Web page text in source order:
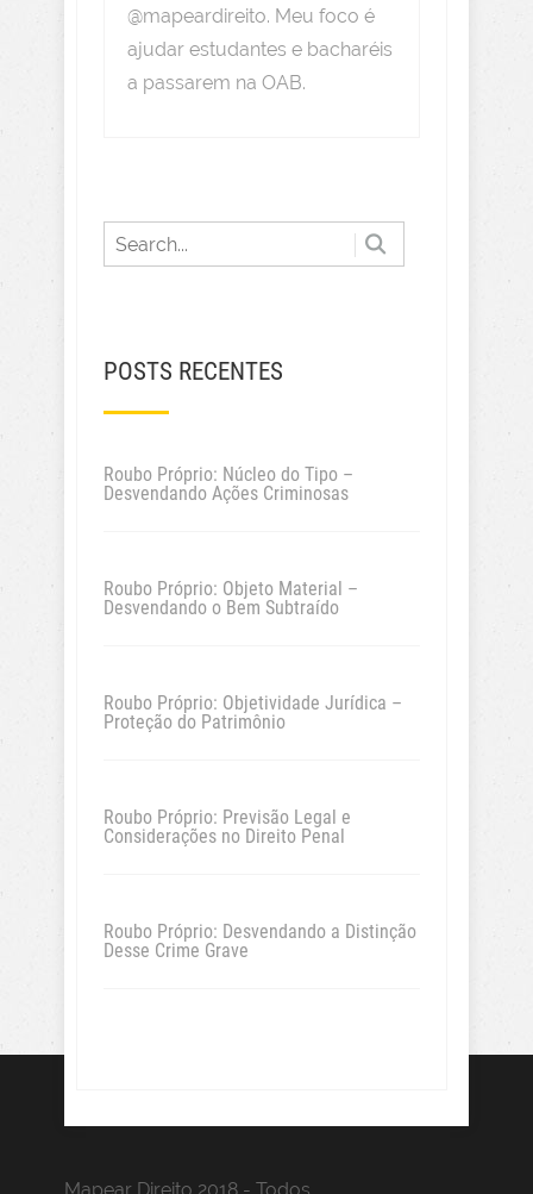
@mapeardireito. Meu foco é
ajudar estudantes e bacharéis
a passarem na OAB.
POSTS RECENTES
Roubo Próprio: Núcleo do Tipo –
Desvendando Ações Criminosas
Roubo Próprio: Objeto Material –
Desvendando o Bem Subtraído
Roubo Próprio: Objetividade Jurídica –
Proteção do Patrimônio
Roubo Próprio: Previsão Legal e
Considerações no Direito Penal
Roubo Próprio: Desvendando a Distinção
Desse Crime Grave